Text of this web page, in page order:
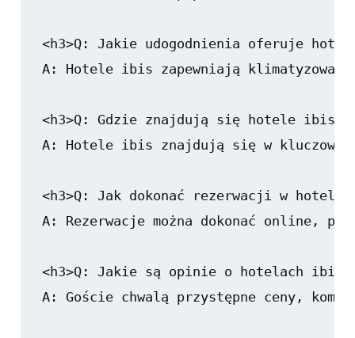
<h3>Q: Jakie udogodnienia oferuje
A: Hotele ibis zapewniają
<h3>Q: Gdzie znajdują się hotele ibis w
A: Hotele ibis znajdują się w
<h3>Q: Jak dokonać rezerwacji w hotelu
A: Rezerwacje można dokonać
<h3>Q: Jakie są opinie o hotelach
A: Goście chwalą przystępne ceny,